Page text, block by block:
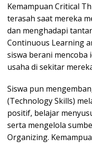
Kemampuan Critical
terasah saat mereka
dan menghadapi
Continuous Learning
siswa berani mencoba
usaha di sekitar
Siswa pun
(Technology Skills)
positif, belajar
serta mengelola
Organizing.